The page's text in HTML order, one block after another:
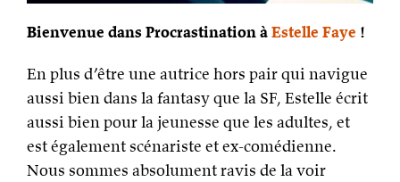
Bienvenue dans Procrastination àEstelle Faye !
En plus d’être une autrice hors pair qui navigue
aussi bien dans la fantasy que la SF, Estelle écrit
aussi bien pour la jeunesse que les adultes, et
est également scénariste et ex-comédienne.
Nous sommes absolument ravis de la voir